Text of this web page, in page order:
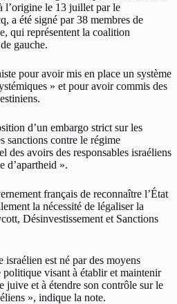
l’origine le 13 juillet par le
a été signé par 38 membres de
qui représentent la coalition
gauche.
pour avoir mis en place un système
» et pour avoir commis des
d’un embargo strict sur les
sanctions contre le régime
des avoirs des responsables israéliens
d’apartheid ».
français de reconnaître l’État
la nécessité de légaliser la
Désinvestissement et Sanctions
est né par des moyens
visant à établir et maintenir
juive et à étendre son contrôle sur le
», indique la note.